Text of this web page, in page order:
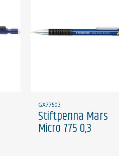
GX77503
Stiftpenna Mars
Micro 775 0,3